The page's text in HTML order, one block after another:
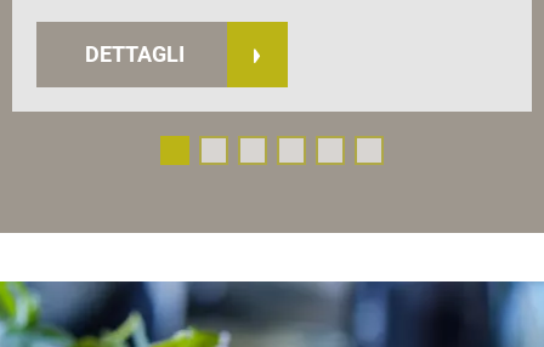
DETTAGLI